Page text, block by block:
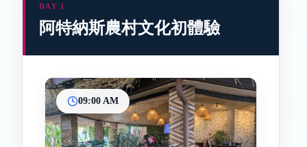
DAY 1
阿特納斯農村文化初體驗
09:00 AM